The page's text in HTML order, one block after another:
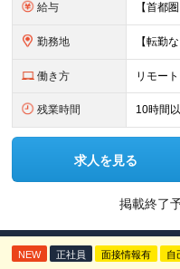
給与
勤務地
働き方 リモー
残業時間 10時間
求人を見る
掲載終了
NEW 正社員 面接情報有 自